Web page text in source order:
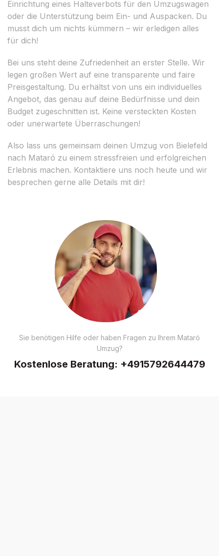
Einrichtung eines Halteverbots für den Umzugswagen
oder die Unterstützung beim Ein- und Auspacken. Du
musst dich um nichts kümmern – wir erledigen alles
für dich!
Bei uns steht deine Zufriedenheit an erster Stelle. Wir
legen großen Wert auf eine transparente und faire
Preisgestaltung. Du erhältst von uns ein individuelles
Angebot, das genau auf deine Bedürfnisse und dein
Budget zugeschnitten ist. Keine versteckten Kosten
oder unerwartete Überraschungen!
Also lass uns gemeinsam deinen Umzug von Bielefeld
nach Mataró zu einem stressfreien und erfolgreichen
Erlebnis machen. Kontaktiere uns noch heute und wir
besprechen gerne alle Details mit dir!
Sie benötigen Hilfe oder haben Fragen zu Ihrem Mataró
Umzug?
Kostenlose Beratung: +4915792644479